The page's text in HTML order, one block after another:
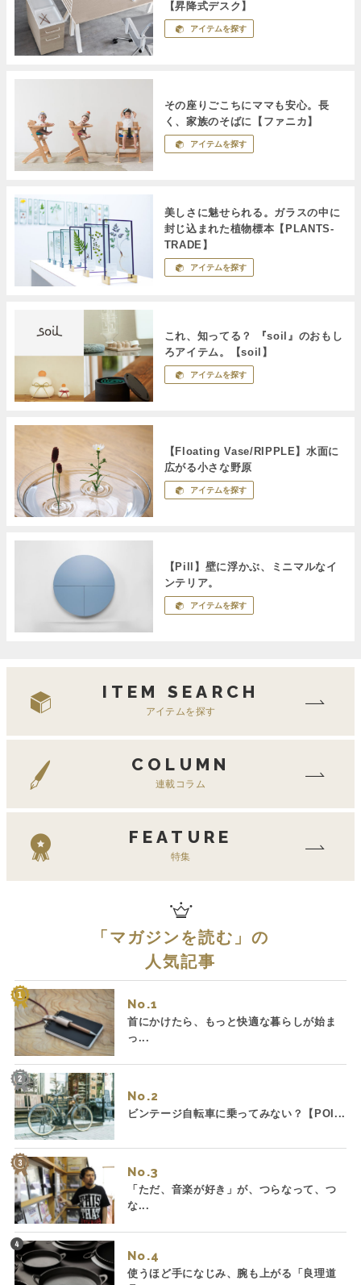
【昇降式デスク】
アイテムを探す
その座りごこちにママも安心。長
く、家族のそばに【ファニカ】
アイテムを探す
美しさに魅せられる。ガラスの中に
封じ込まれた植物標本【PLANTS-
TRADE】
アイテムを探す
これ、知ってる？ 『soil』のおもし
ろアイテム。【soil】
アイテムを探す
【Floating Vase/RIPPLE】水面に
広がる小さな野原
アイテムを探す
【Pill】壁に浮かぶ、ミニマルなイ
ンテリア。
アイテムを探す
ITEM SEARCH
アイテムを探す
COLUMN
連載コラム
FEATURE
特集
「 マガジンを読む 」の
人気記事
No.
首にかけたら、もっと快適な暮らしが始ま
っ...
No.
ビンテージ自転車に乗ってみない？【POI...
No.
「ただ、音楽が好き」が、つらなって、つ
な...
No.
使うほど手になじみ、腕も上がる「良理道